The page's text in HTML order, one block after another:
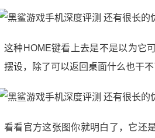
这种HOME键看上去是不是以为它
摆设，除了可以返回桌面什么也干不
看看官方这张图你就明白了，它还